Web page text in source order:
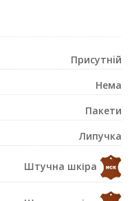
Присутнiй
Нема
Пакети
Липучка
Штучна шкіра